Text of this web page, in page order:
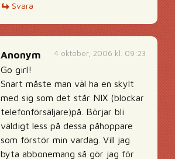
Svara
4 oktober, 2006 kl. 09:23
Anonym
Go girl!
Snart måste man väl ha en skylt
med sig som det står NIX (blockar
telefonförsäljare)på. Börjar bli
väldigt less på dessa påhoppare
som förstör min vardag. Vill jag
byta abbonemang så gör jag för